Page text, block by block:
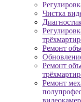
Чистка
Ремонт
Ремонт
Ремонт